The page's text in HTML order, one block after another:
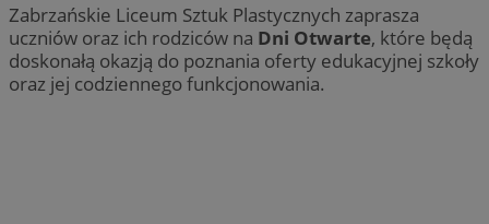
Zabrzańskie Liceum Sztuk Plastycznych zaprasza
uczniów oraz ich rodziców na Dni Otwarte, które będą
doskonałą okazją do poznania oferty edukacyjnej szkoły
oraz jej codziennego funkcjonowania.